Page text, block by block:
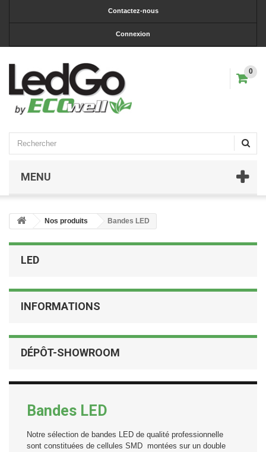
Contactez-nous
Connexion
0
MENU
Nos produits Bandes LED
LED
INFORMATIONS
DÉPÔT-SHOWROOM
Bandes LED
Notre sélection de bandes LED de qualité professionnelle
sont constituées de cellules SMD montées sur un double